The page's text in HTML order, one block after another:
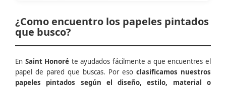
¿Como encuentro los papeles pintados
que busco?
En Saint Honoré te ayudados fácilmente a que encuentres el
papel de pared que buscas. Por eso clasificamos nuestros
papeles pintados según el diseño, estilo, material o